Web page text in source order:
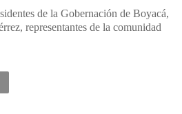
de la Gobernación de Boyacá,
representantes de la comunidad